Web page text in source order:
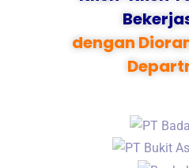
dengan